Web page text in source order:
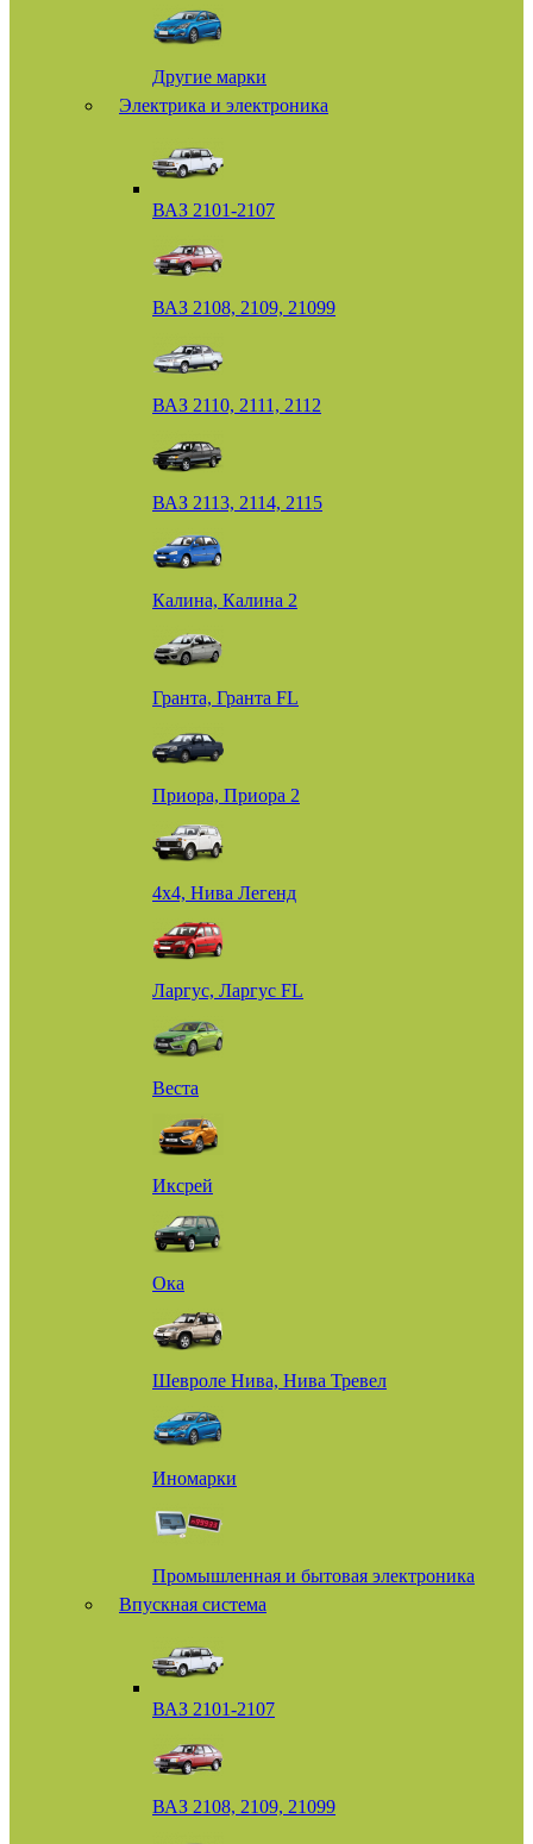
Другие марки
Электрика и электроника
ВАЗ 2101-2107
ВАЗ 2108, 2109, 21099
ВАЗ 2110, 2111, 2112
ВАЗ 2113, 2114, 2115
Калина, Калина 2
Гранта, Гранта FL
Приора, Приора 2
4х4, Нива Легенд
Ларгус, Ларгус FL
Веста
Иксрей
Ока
Шевроле Нива, Нива Тревел
Иномарки
Промышленная и бытовая электроника
Впускная система
ВАЗ 2101-2107
ВАЗ 2108, 2109, 21099